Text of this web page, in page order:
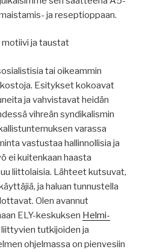
ja reseptioppaan.
ja taustat
tai oikeammin
Esitykset kokoavat
ja vahvistavat heidän
vihreän syndikalismin
varassa
vastustaa hallinnollisia ja
ei kuitenkaan haasta
liittolaisia. Lähteet kutsuvat,
ja haluan tunnustella
Olen avannut
ELY-keskuksen Helmi-
liittyvien tutkijoiden ja
ohjelmassa on pienvesiin